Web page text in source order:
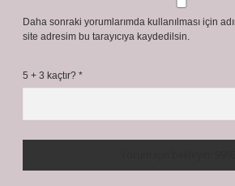
Daha sonraki yorumlarımda kullanılması için
site adresim bu tarayıcıya kaydedilsin.
5 + 3 kaçtır? *